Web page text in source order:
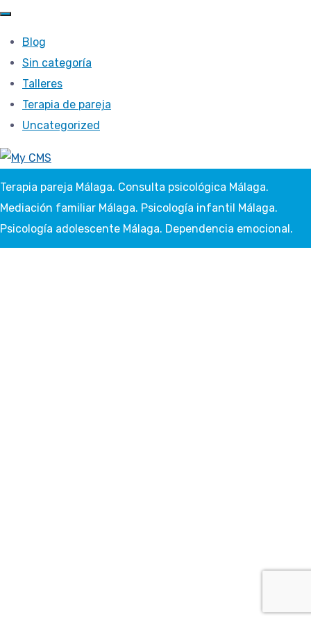
Blog
Sin categoría
Talleres
Terapia de pareja
Uncategorized
Terapia pareja Málaga. Consulta psicológica Málaga.
Mediación familiar Málaga. Psicología infantil Málaga.
Psicología adolescente Málaga. Dependencia emocional.